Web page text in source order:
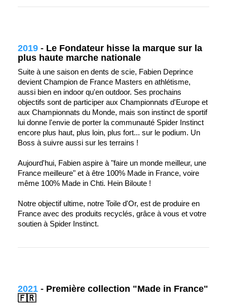
2019 - Le Fondateur hisse la marque sur la
plus haute marche nationale
Suite à une saison en dents de scie, Fabien Deprince
devient Champion de France Masters en athlétisme,
aussi bien en indoor qu'en outdoor. Ses prochains
objectifs sont de participer aux Championnats d'Europe et
aux Championnats du Monde, mais son instinct de sportif
lui donne l'envie de porter la communauté Spider Instinct
encore plus haut, plus loin, plus fort... sur le podium. Un
Boss à suivre aussi sur les terrains !
Aujourd'hui, Fabien aspire à "faire un monde meilleur, une
France meilleure" et à être 100% Made in France, voire
même 100% Made in Chti. Hein Biloute !
Notre objectif ultime, notre Toile d'Or, est de produire en
France avec des produits recyclés, grâce à vous et votre
soutien à Spider Instinct.
2021 - Première collection "Made in France"
🇫🇷